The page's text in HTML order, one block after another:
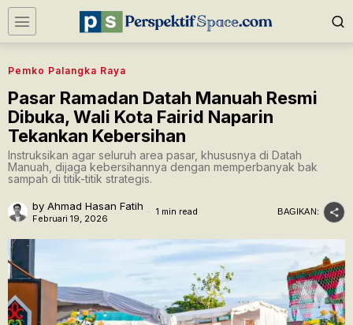
Pemko Palangka Raya
Pasar Ramadan Datah Manuah Resmi
Dibuka, Wali Kota Fairid Naparin
Tekankan Kebersihan
Instruksikan agar seluruh area pasar, khususnya di Datah
Manuah, dijaga kebersihannya dengan memperbanyak bak
sampah di titik-titik strategis.
by Ahmad Hasan Fatih
Februari 19, 2026
1 min read BAGIKAN: